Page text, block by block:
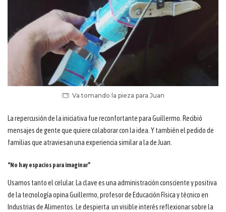
Va tomando la pieza para Juan
La repercusión de la iniciativa fue reconfortante para Guillermo. Recibió
mensajes de gente que quiere colaborar con la idea. Y también el pedido de
familias que atraviesan una experiencia similar a la de Juan.
“No hay espacios para imaginar”
Usamos tanto el celular. La clave es una administración consciente y positiva
de la tecnología opina Guillermo, profesor de Educación Física y técnico en
Industrias de Alimentos. Le despierta un visible interés reflexionar sobre la